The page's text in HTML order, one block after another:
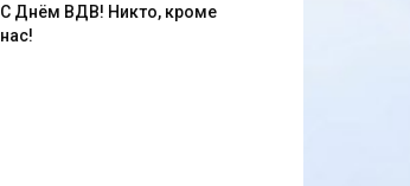
С Днём ВДВ! Никто, кроме
нас!